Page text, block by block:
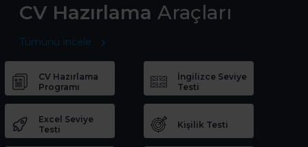
CV Hazırlama Araçları
Tümünü İncele
CV Hazırlama
Programı
İngilizce Seviye
Testi
Excel Seviye
Testi
Kişilik Testi